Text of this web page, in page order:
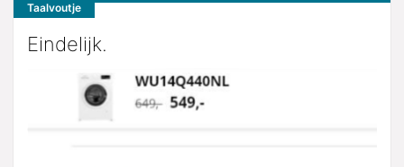
Taalvoutje
Eindelijk.